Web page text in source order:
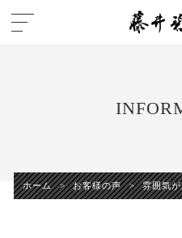
ホーム > お客様の声 > 雰囲気